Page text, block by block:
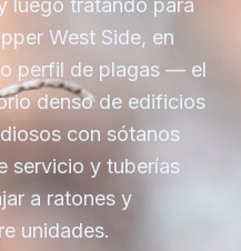
luego tratando para
West Side, en
perfil de plagas — el
denso de edificios
con sótanos
servicio y tuberías
a ratones y
unidades.